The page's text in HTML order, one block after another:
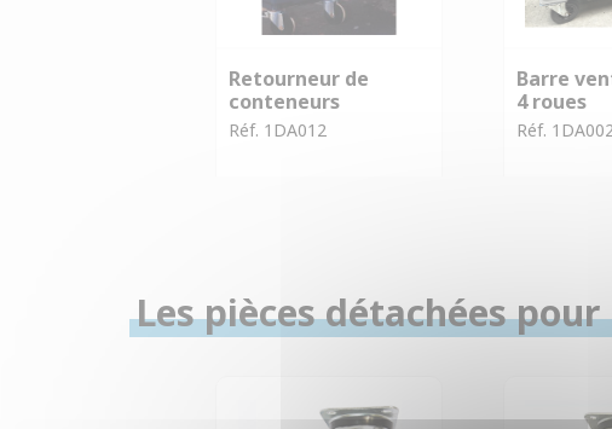
Retourneur de
conteneurs
Réf. 1DA012
Barre
4 roues
Réf. 1DA002
Les pièces détachées